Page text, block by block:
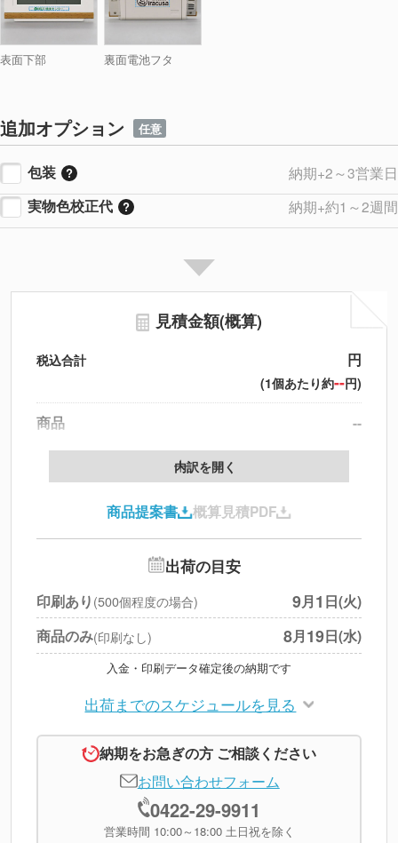
表面下部 裏面電池フタ
追加オプション 任意
包装
納期+2～3営業日
実物色校正代
納期+約1～2週間
見積金額(概算)
税込合計 円
(1個あたり約--円)
商品
--
製版代
印刷代
北海道・沖縄・離島 別途
円
※上記小計は税別です
内訳を開く
商品提案書 概算見積PDF
出荷の目安
印刷あり (500個程度の場合) 9月1 日(火)
商品のみ(印刷なし) 8月19日(水)
入金・印刷データ確定後の納期です
出荷までのスケジュールを見る
納期をお急ぎの方 ご相談ください
お問い合わせフォーム
0422-29-9911
営業時間 10:00～18:00 土日祝を除く